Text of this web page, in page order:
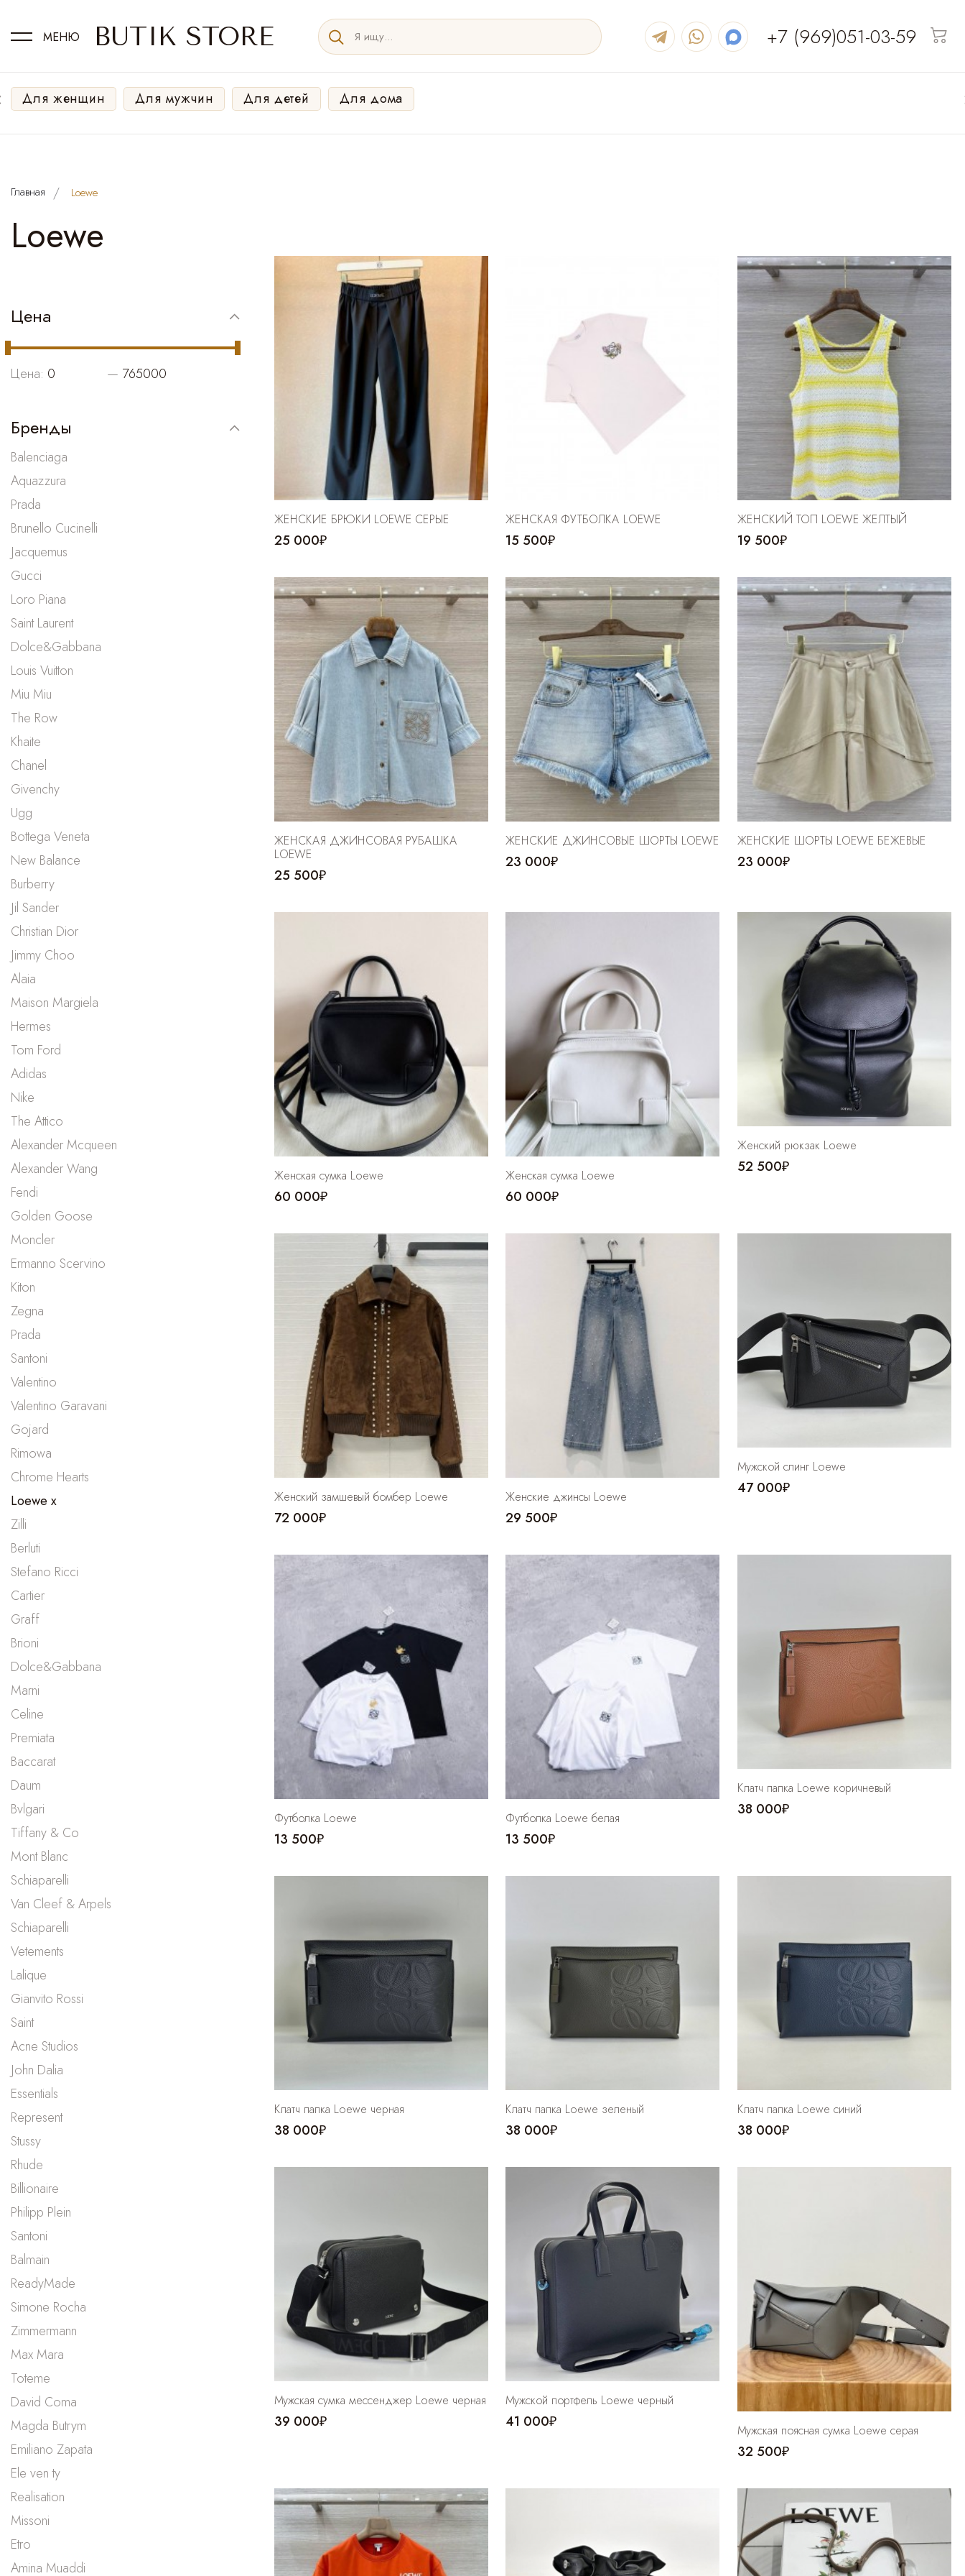
МЕНЮ BUTIK STORE +7 (969)051-03-59
Для женщин Для мужчин Для детей Для дома
Главная Loewe
Loewe
Цена
Цена: —
Бренды
Balenciaga
Aquazzura
Prada
Brunello Cucinelli
Jacquemus
Gucci
Loro Piana
Saint Laurent
Dolce&Gabbana
Louis Vuitton
Miu Miu
The Row
Khaite
Chanel
Givenchy
Ugg
Bottega Veneta
New Balance
Burberry
Jil Sander
Christian Dior
Jimmy Choo
Alaia
Maison Margiela
Hermes
Tom Ford
Adidas
Nike
The Attico
Alexander Mcqueen
Alexander Wang
Fendi
Golden Goose
Moncler
Ermanno Scervino
Kiton
Zegna
Prada
Santoni
Valentino
Valentino Garavani
Gojard
Rimowa
Chrome Hearts
Loewe
Zilli
Berluti
Stefano Ricci
Cartier
Graff
Brioni
Dolce&Gabbana
Marni
Celine
Premiata
Baccarat
Daum
Bvlgari
Tiffany & Co
Mont Blanc
Schiaparelli
Van Cleef & Arpels
Schiaparelli
Vetements
Lalique
Gianvito Rossi
Saint
Acne Studios
John Dalia
Essentials
Represent
Stussy
Rhude
Billionaire
Philipp Plein
Santoni
Balmain
ReadyMade
Simone Rocha
Zimmermann
Max Mara
Toteme
David Coma
Magda Butrym
Emiliano Zapata
Ele ven ty
Realisation
Missoni
Etro
Amina Muaddi
ЖЕНСКИЕ БРЮКИ LOEWE СЕРЫЕ
25 000₽
ЖЕНСКАЯ ФУТБОЛКА LOEWE
15 500₽
ЖЕНСКИЙ ТОП LOEWE ЖЕЛТЫЙ
19 500₽
ЖЕНСКАЯ ДЖИНСОВАЯ РУБАШКА
LOEWE
25 500₽
ЖЕНСКИЕ ДЖИНСОВЫЕ ШОРТЫ LOEWE
23 000₽
ЖЕНСКИЕ ШОРТЫ LOEWE БЕЖЕВЫЕ
23 000₽
Женская сумка Loewe
60 000₽
Женская сумка Loewe
60 000₽
Женский рюкзак Loewe
52 500₽
Женский замшевый бомбер Loewe
72 000₽
Женские джинсы Loewe
29 500₽
Мужской слинг Loewe
47 000₽
Футболка Loewe
13 500₽
Футболка Loewe белая
13 500₽
Клатч папка Loewe коричневый
38 000₽
Клатч папка Loewe черная
38 000₽
Клатч папка Loewe зеленый
38 000₽
Клатч папка Loewe cиний
38 000₽
Мужская сумка мессенджер Loewe черная
39 000₽
Мужской портфель Loewe черный
41 000₽ Мужская поясная сумка Loewe серая
32 500₽